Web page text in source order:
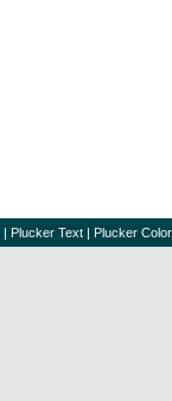
| Plucker Text | Plucker Color